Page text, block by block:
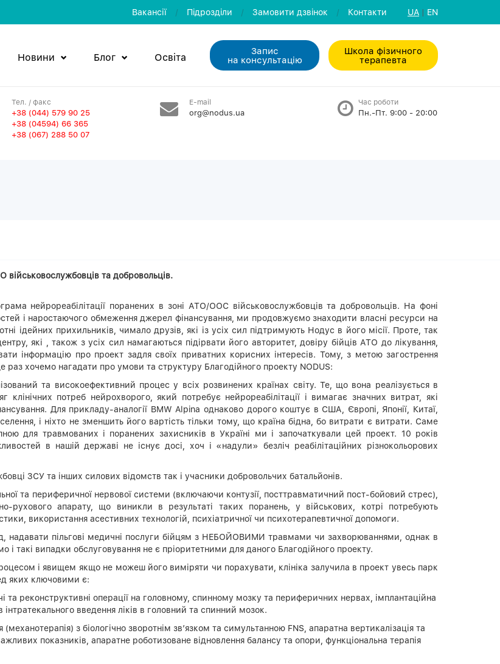
Вакансії / Пiдроздiли / Замовити дзвiнок / Контакти UA | EN
Новини Блог Освiта
Запис
на консультацiю
Школа фізичного
терапевта
Тел. / факс
+38 (044) 579 90 25
+38 (04594) 66 365
+38 (067) 288 50 07
E-mail
org@nodus.ua
Час роботи
Пн.-Пт. 9:00 - 20:00
військовослужбовців та добровольців.
нейрореабілітації поранених в зоні АТО/ООС військовослужбовців та добровольців. На фоні
і наростаючого обмеження джерел фінансування, ми продовжуємо знаходити власні ресурси на
ідейних прихильників, чимало друзів, які із усіх сил підтримують Нодус в його місії. Проте, так
які , також з усіх сил намагаються підірвати його авторитет, довіру бійців АТО до лікування,
інформацію про проект задля своїх приватних корисних інтересів. Тому, з метою загострення
хочемо нагадати про умови та структуру Благодійного проекту NODUS:
та високоефективний процес у всіх розвинених країнах світу. Те, що вона реалізується в
клінічних потреб нейрохворого, який потребує нейрореабілітації і вимагає значних витрат, які
Для прикладу-аналогії BMW Alpina однаково дорого коштує в США, Європі, Японії, Китаї,
і ніхто не зменшить його вартість тільки тому, що країна бідна, бо витрати є витрати. Саме
для травмованих і поранених захисників в Україні ми і започаткували цей проект. 10 років
в нашій державі не існує досі, хоч і «надули» безліч реабілітаційних різнокольорових
ЗСУ та інших силових відомств так і учасники добровольчих батальйонів.
та периферичної нервової системи (включаючи контузії, посттравматичний пост-бойовий стрес),
рухового апарату, що виникли в результаті таких поранень, у військових, котрі потребують
використання асестивних технологій, психіатричної чи психотерапевтичної допомоги.
надавати пільгові медичні послуги бійцям з НЕБОЙОВИМИ травмами чи захворюваннями, однак в
такі випадки обслуговування не є пріоритетними для даного Благодійного проекту.
і явищем якщо не можеш його виміряти чи порахувати, клініка залучила в проект увесь парк
яких ключовими є:
та реконструктивні операції на головному, спинному мозку та периферичних нервах, імплантаційна
введення ліків в головний та спинний мозок.
з біологічно зворотнім зв’язком та симультанною FNS, апаратна вертикалізація та
показників, апаратне роботизоване відновлення балансу та опори, функціональна терапія